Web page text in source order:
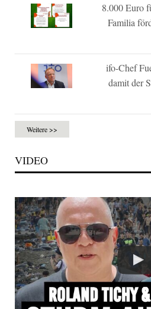
8.000 Euro
Familia
ifo-Chef
damit der
Weitere >>
VIDEO